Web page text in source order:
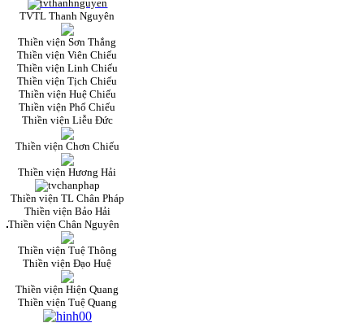
TVTL Thanh Nguyên
Thiền viện Sơn Thắng
Thiền viện Viên Chiếu
Thiền viện Linh Chiếu
Thiền viện Tịch Chiếu
Thiền viện Huệ Chiếu
Thiền viện Phổ Chiếu
Thiền viện Liễu Đức
Thiền viện Chơn Chiếu
Thiền viện Hương Hải
Thiền viện TL Chân Pháp
Thiền viện Bảo Hải
Thiền viện Chân Nguyên
Thiền viện Tuệ Thông
Thiền viện Đạo Huệ
Thiền viện Hiện Quang
Thiền viện Tuệ Quang